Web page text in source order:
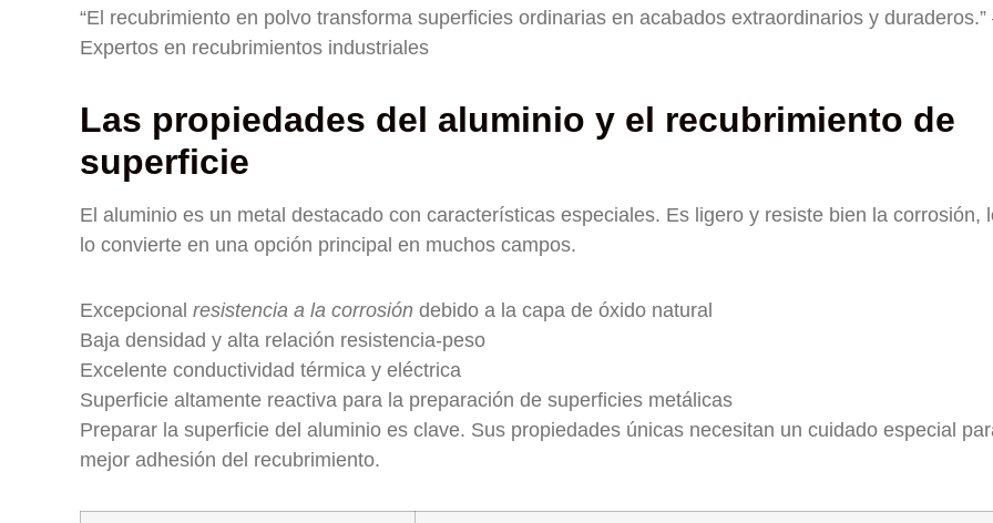
“El recubrimiento en polvo transforma superficies ordinarias en acabados extraordinarios y duraderos.”
Expertos en recubrimientos industriales
Las propiedades del aluminio y el recubrimiento de
superficie
El aluminio es un metal destacado con características especiales. Es ligero y resiste bien la corrosión,
lo convierte en una opción principal en muchos campos.
Excepcional resistencia a la corrosión debido a la capa de óxido natural
Baja densidad y alta relación resistencia-peso
Excelente conductividad térmica y eléctrica
Superficie altamente reactiva para la preparación de superficies metálicas
Preparar la superficie del aluminio es clave. Sus propiedades únicas necesitan un cuidado especial
mejor adhesión del recubrimiento.